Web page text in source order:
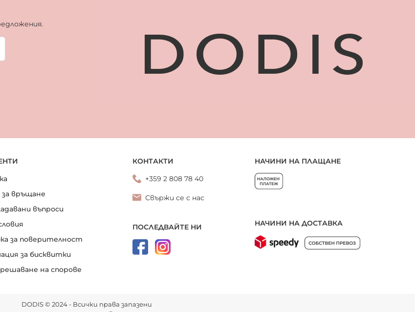
за връщане
въпроси
за поверителност
за бисквитки
на спорове
КОНТАКТИ
+359 2 808 78 40
Свържи се с нас
ПОСЛЕДВАЙТЕ НИ
НАЧИНИ НА ПЛАЩАНЕ
НАЧИНИ НА ДОСТАВКА
DODIS © 2024 - Всички права запазени